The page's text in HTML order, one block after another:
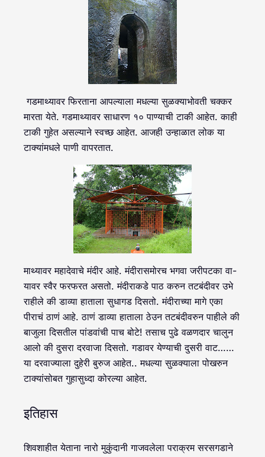
गडमाथ्यावर फिरताना आपल्याला मधल्या सुळक्याभोवती चक्कर
मारता येते. गडमाथ्यावर साधारण १० पाण्याची टाकी आहेत. काही
टाकी गुहेत असल्याने स्वच्छ आहेत. आजही उन्हाळात लोक या
टाक्यांमधले पाणी वापरतात.
माथ्यावर महादेवाचे मंदीर आहे. मंदीरासमोरच भगवा जरीपटका वा-
यावर स्वैर फरफरत असतो. मंदीराकडे पाठ करुन तटबंदीवर उभे
राहीले की डाव्या हाताला सुधागड दिसतो. मंदीराच्या मागे एका
पीराचं ठाणं आहे. ठाणं डाव्या हाताला ठेउन तटबंदीवरुन पाहीले की
बाजुला दिसतील पांडवांची पाच बोटे! तसाच पुढे वळणदार चालुन
आलो की दुसरा दरवाजा दिसतो. गडावर येण्याची दुसरी वाट……
या दरवाज्याला दुहेरी बुरुज आहेत.. मधल्या सुळक्याला पोखरुन
टाक्यांसोबत गुहासुध्दा कोरल्या आहेत.
इतिहास
शिवशाहीत येताना नारो मुकुंदानी गाजवलेला पराक्रम सरसगडाने